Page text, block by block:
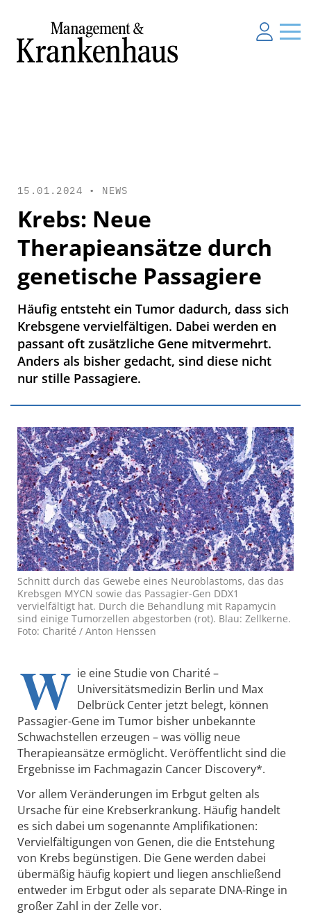
15.01.2024 • NEWS
Krebs: Neue
Therapieansätze durch
genetische Passagiere
Häufig entsteht ein Tumor dadurch, dass sich
Krebsgene vervielfältigen. Dabei werden en
passant oft zusätzliche Gene mitvermehrt.
Anders als bisher gedacht, sind diese nicht
nur stille Passagiere.
Schnitt durch das Gewebe eines Neuroblastoms, das das
Krebsgen MYCN sowie das Passagier-Gen DDX1
vervielfältigt hat. Durch die Behandlung mit Rapamycin
sind einige Tumorzellen abgestorben (rot). Blau: Zellkerne.
Foto: Charité / Anton Henssen
W ie eine Studie von Charité –
Universitätsmedizin Berlin und Max
Delbrück Center jetzt belegt, können
Passagier-Gene im Tumor bisher unbekannte
Schwachstellen erzeugen – was völlig neue
Therapieansätze ermöglicht. Veröffentlicht sind die
Ergebnisse im Fachmagazin Cancer Discovery*.
Vor allem Veränderungen im Erbgut gelten als
Ursache für eine Krebserkrankung. Häufig handelt
es sich dabei um sogenannte Amplifikationen:
Vervielfältigungen von Genen, die die Entstehung
von Krebs begünstigen. Die Gene werden dabei
übermäßig häufig kopiert und liegen anschließend
entweder im Erbgut oder als separate DNA-Ringe in
großer Zahl in der Zelle vor.